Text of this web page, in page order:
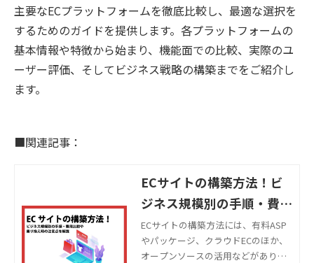
主要なECプラットフォームを徹底比較し、最適な選択を
するためのガイドを提供します。各プラットフォームの
基本情報や特徴から始まり、機能面での比較、実際のユ
ーザー評価、そしてビジネス戦略の構築までをご紹介し
ます。
■関連記事：
ECサイトの構築方法！ビ
ジネス規模別の手順・費用
比較や乗り換え時の注意点
を解説
ECサイトの構築方法には、有料ASP
やパッケージ、クラウドECのほか、
オープンソースの活用などがありま